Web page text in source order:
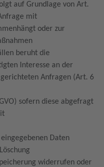
auf Grundlage von Art.
mit
oder zur
beruht die
Interesse an der
Anfragen (Art. 6
sofern diese abgefragt
Daten
widerrufen oder